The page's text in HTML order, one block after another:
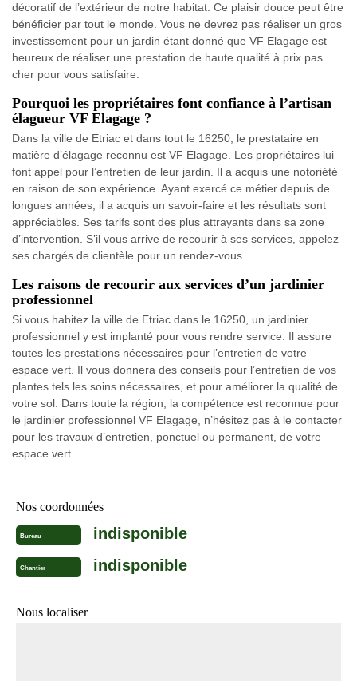
décoratif de l’extérieur de notre habitat. Ce plaisir douce peut être
bénéficier par tout le monde. Vous ne devrez pas réaliser un gros
investissement pour un jardin étant donné que VF Elagage est
heureux de réaliser une prestation de haute qualité à prix pas
cher pour vous satisfaire.
Pourquoi les propriétaires font confiance à l’artisan
élagueur VF Elagage ?
Dans la ville de Etriac et dans tout le 16250, le prestataire en
matière d’élagage reconnu est VF Elagage. Les propriétaires lui
font appel pour l’entretien de leur jardin. Il a acquis une notoriété
en raison de son expérience. Ayant exercé ce métier depuis de
longues années, il a acquis un savoir-faire et les résultats sont
appréciables. Ses tarifs sont des plus attrayants dans sa zone
d’intervention. S’il vous arrive de recourir à ses services, appelez
ses chargés de clientèle pour un rendez-vous.
Les raisons de recourir aux services d’un jardinier
professionnel
Si vous habitez la ville de Etriac dans le 16250, un jardinier
professionnel y est implanté pour vous rendre service. Il assure
toutes les prestations nécessaires pour l’entretien de votre
espace vert. Il vous donnera des conseils pour l’entretien de vos
plantes tels les soins nécessaires, et pour améliorer la qualité de
votre sol. Dans toute la région, la compétence est reconnue pour
le jardinier professionnel VF Elagage, n’hésitez pas à le contacter
pour les travaux d’entretien, ponctuel ou permanent, de votre
espace vert.
Nos coordonnées
Bureau indisponible
Chantier indisponible
Nous localiser